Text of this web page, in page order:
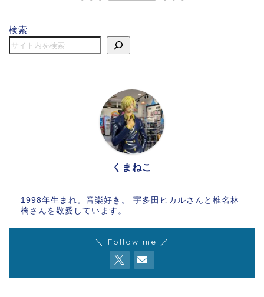
検索
くまねこ
1998年生まれ。音楽好き。 宇多田ヒカルさんと椎名林
檎さんを敬愛しています。
＼ Follow me ／